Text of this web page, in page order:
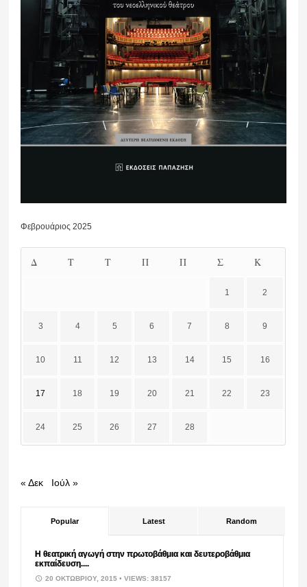
Φεβρουάριος 2025
Δ Τ Τ Π Π Σ Κ
1 2
3 4 5 6 7 8 9
10 11 12 13 14 15 16
17 18 19 20 21 22 23
24 25 26 27 28
« Δεκ Ιούλ »
Popular Latest Random
Η θεατρική αγωγή στην πρωτοβάθμια και δευτεροβάθμια
εκπαίδευση....
20 ΟΚΤΩΒΡΊΟΥ, 2015• VIEWS: 38157